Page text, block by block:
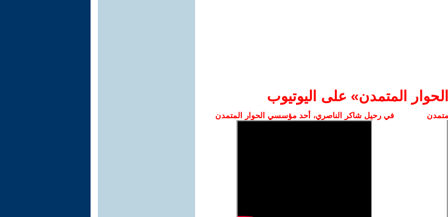
المتمدن» على اليوتيوب
في رحيل شاكر الناصري، أحد مؤسسي الحوار المتمدن